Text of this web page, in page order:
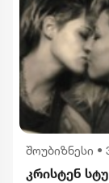
შოუბიზნესი •
კრისტენ